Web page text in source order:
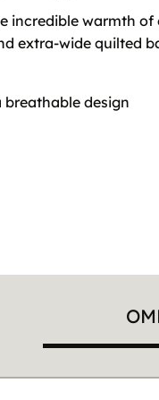
incredible warmth
extra-wide quilted
design